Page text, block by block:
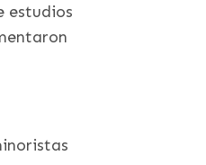
estudios